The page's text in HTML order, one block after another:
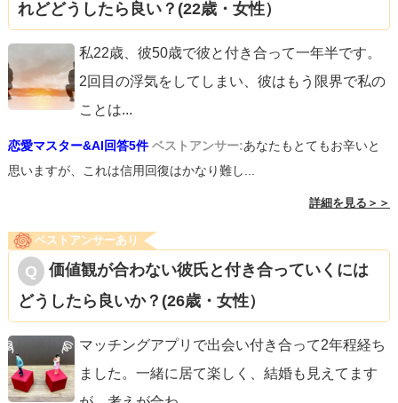
れどどうしたら良い？(22歳・女性）
私22歳、彼50歳で彼と付き合って一年半です。
2回目の浮気をしてしまい、彼はもう限界で私の
ことは...
恋愛マスター&AI回答5件 ベストアンサー:あなたもとてもお辛いと
思いますが、これは信用回復はかなり難し...
詳細を見る＞＞
ベストアンサーあり
価値観が合わない彼氏と付き合っていくには
どうしたら良いか？(26歳・女性）
マッチングアプリで出会い付き合って2年程経ち
ました。一緒に居て楽しく、結婚も見えてます